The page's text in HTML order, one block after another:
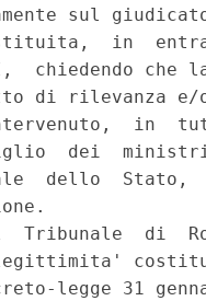
sul
in
chiedendo che
di rilevanza e/
in
dei
dello  Stato,
Tribunale  di
legge 31